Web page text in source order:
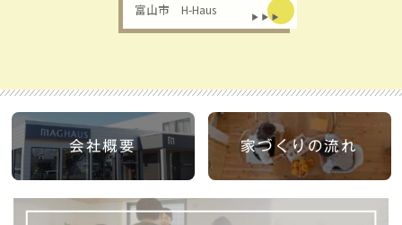
富山市 H-Haus
会社概要 家づくりの流れ